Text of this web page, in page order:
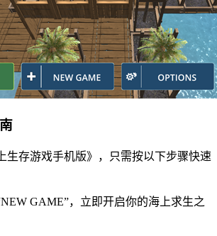
生存游戏手机版》，只需按以下步骤快速
GAME”，立即开启你的海上求生之